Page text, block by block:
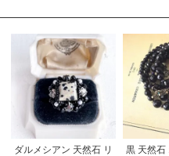
ダルメシアン 天然石 リ
黒 天然石